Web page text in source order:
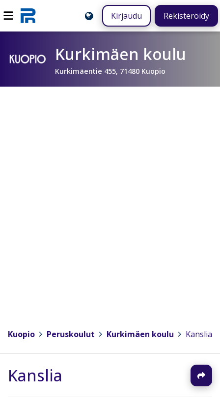
Kirjaudu Rekisteröidy
Kurkimäen koulu
Kurkimäentie 455, 71480 Kuopio
Kuopio Peruskoulut Kurkimäen koulu Kanslia
Kanslia